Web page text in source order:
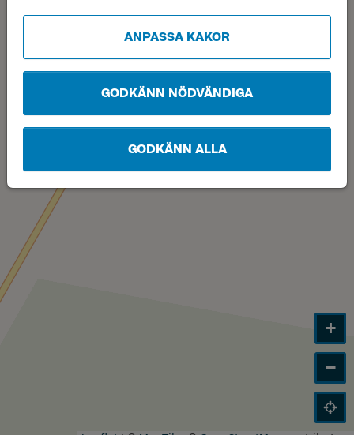
ANPASSA KAKOR
GODKÄNN NÖDVÄNDIGA
GODKÄNN ALLA
Läge
A
+
−